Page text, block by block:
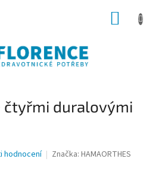
čtyřmi duralovými
hodnocení Značka: HAMAORTHES